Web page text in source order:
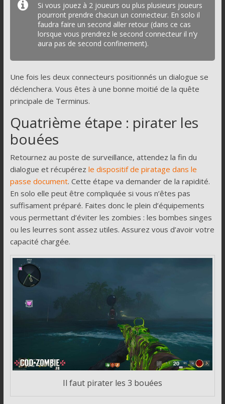
Si vous jouez à 2 joueurs ou plus plusieurs joueurs
pourront prendre chacun un connecteur. En solo il
faudra faire un second aller retour (dans ce cas
lorsque vous prendrez le second connecteur il n’y
aura pas de second confinement).
Une fois les deux connecteurs positionnés un dialogue se
déclenchera. Vous êtes à une bonne moitié de la quête
principale de Terminus.
Quatrième étape : pirater les
bouées
Retournez au poste de surveillance, attendez la fin du
dialogue et récupérez le dispositif de piratage dans le
passe document. Cette étape va demander de la rapidité.
En solo elle peut être compliquée si vous n’êtes pas
suffisament préparé. Faites donc le plein d’équipements
vous permettant d’éviter les zombies : les bombes singes
ou les leurres sont assez utiles. Assurez vous d’avoir votre
capacité chargée.
Il faut pirater les 3 bouées